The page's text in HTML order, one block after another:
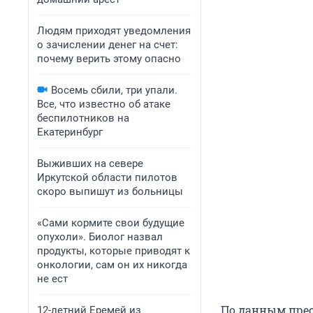
Людям приходят уведомления
о зачислении денег на счет:
почему верить этому опасно
Восемь сбили, три упали.
Все, что известно об атаке
беспилотников на
Екатеринбург
Выживших на севере
Иркутской области пилотов
скоро выпишут из больницы
«Сами кормите свои будущие
опухоли». Биолог назвал
продукты, которые приводят к
онкологии, сам он их никогда
не ест
12-летний Еремей из
По данным